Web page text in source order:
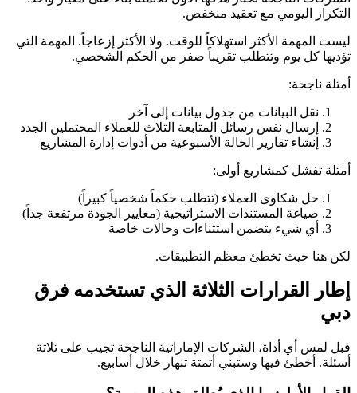
التكرار اليومي مع تعقيد منخفض.
ليست المهمة الأكثر استهلاكاً للوقت. ولا الأكثر إزعاجاً. المهمة التي
تؤديها كل يوم وتتطلب تقريباً صفر من الحكم الشخصي.
أمثلة ناجحة:
نقل البيانات من جدول بيانات إلى آخر
إرسال نفس رسائل المتابعة الثلاث للعملاء المحتملين الجدد
إنشاء تقارير الحالة الأسبوعية من أدوات إدارة المشاريع
أمثلة تفشل كمشاريع أولى:
حل شكاوى العملاء (تتطلب حكماً شخصياً كبيراً)
صياغة المستندات الاستراتيجية (معايير الجودة مرتفعة جداً)
أي شيء يتضمن استثناءات وحالات خاصة
لكن هنا حيث تخطئ معظم التطبيقات.
إطار القرارات الثلاثة الذي تستخدمه فرق
دبي
قبل لمس أي أداة، الشركات الإماراتية الناجحة تجيب على ثلاثة
أسئلة. أخطئ فيها وستبني أتمتة تنهار خلال أسابيع.